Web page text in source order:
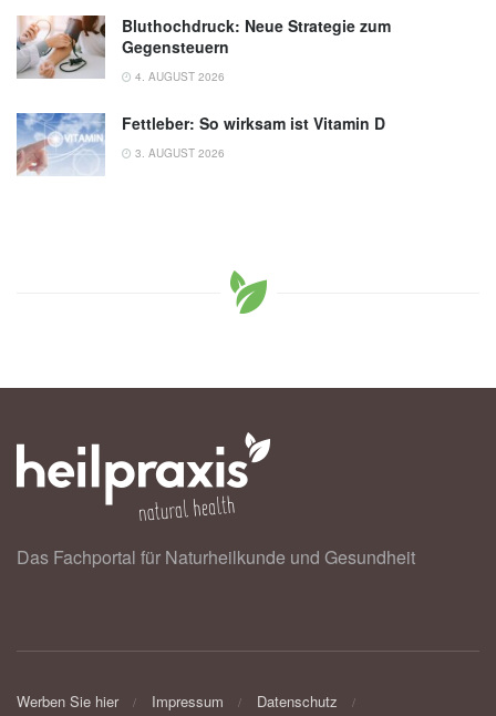
Bluthochdruck: Neue Strategie zum
Gegensteuern
4. AUGUST 2026
Fettleber: So wirksam ist Vitamin D
3. AUGUST 2026
Das Fachportal für Naturheilkunde und Gesundheit
Werben Sie hier Impressum
Datenschutz